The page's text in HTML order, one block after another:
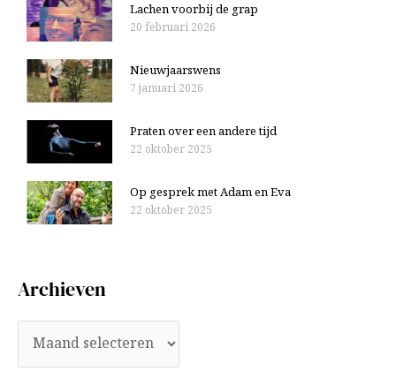
Lachen voorbij de grap
20 februari 2026
Nieuwjaarswens
7 januari 2026
Praten over een andere tijd
22 oktober 2025
Op gesprek met Adam en Eva
22 oktober 2025
Archieven